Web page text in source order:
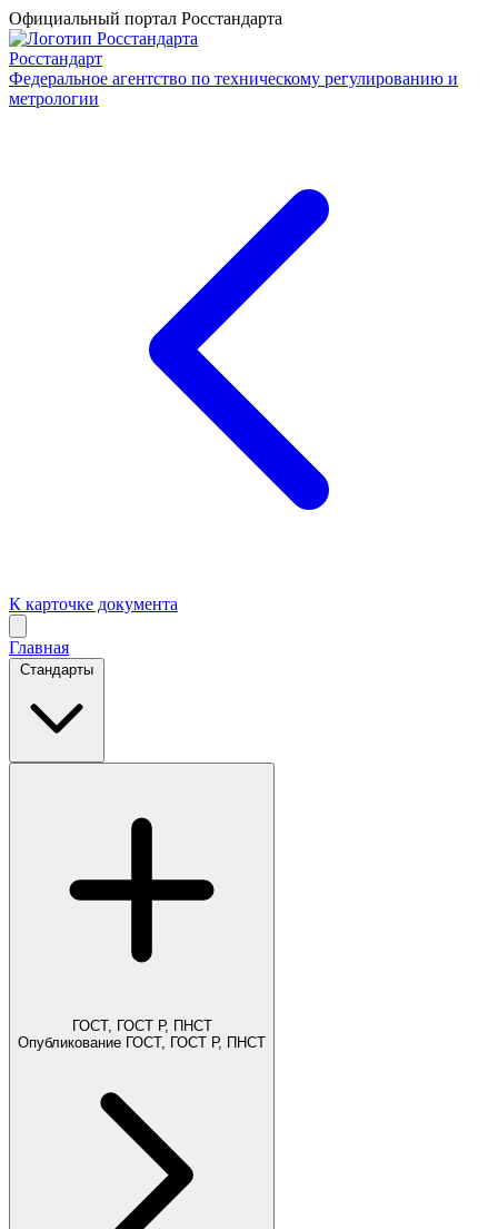
Официальный портал Росстандарта
Росстандарт
Федеральное агентство по техническому регулированию и
метрологии
К карточке документа
Главная
Стандарты
ГОСТ, ГОСТ Р, ПНСТ
Опубликование ГОСТ, ГОСТ Р, ПНСТ